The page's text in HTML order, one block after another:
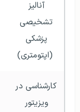
(اپتومتری)